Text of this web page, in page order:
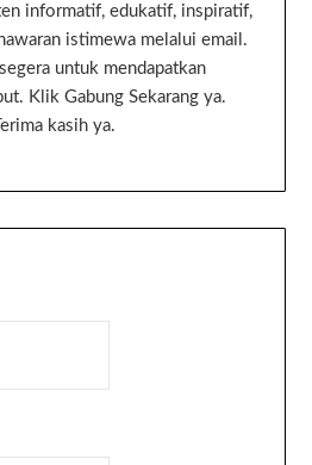
informatif, edukatif, inspiratif,
istimewa melalui email.
untuk mendapatkan
Klik Gabung Sekarang ya.
kasih ya.